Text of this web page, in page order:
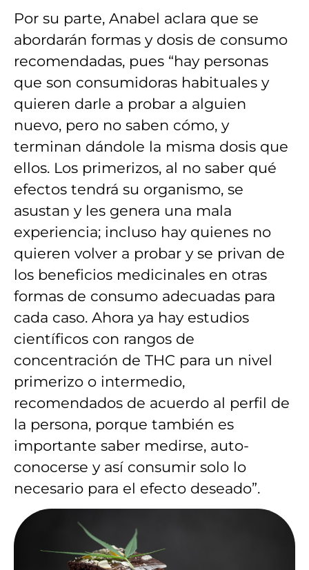
Por su parte, Anabel aclara que se
abordarán formas y dosis de consumo
recomendadas, pues “hay personas
que son consumidoras habituales y
quieren darle a probar a alguien
nuevo, pero no saben cómo, y
terminan dándole la misma dosis que
ellos. Los primerizos, al no saber qué
efectos tendrá su organismo, se
asustan y les genera una mala
experiencia; incluso hay quienes no
quieren volver a probar y se privan de
los beneficios medicinales en otras
formas de consumo adecuadas para
cada caso. Ahora ya hay estudios
científicos con rangos de
concentración de THC para un nivel
primerizo o intermedio,
recomendados de acuerdo al perfil de
la persona, porque también es
importante saber medirse, auto-
conocerse y así consumir solo lo
necesario para el efecto deseado”.